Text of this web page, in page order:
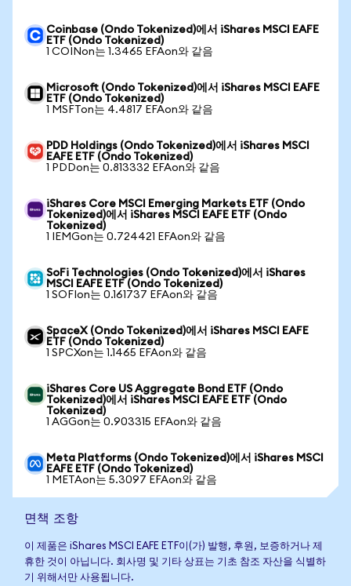
Coinbase (Ondo Tokenized)에서 iShares MSCI EAFE
ETF (Ondo Tokenized)
1 COINon는 1.3465 EFAon와 같음
Microsoft (Ondo Tokenized)에서 iShares MSCI EAFE
ETF (Ondo Tokenized)
1 MSFTon는 4.4817 EFAon와 같음
PDD Holdings (Ondo Tokenized)에서 iShares MSCI
EAFE ETF (Ondo Tokenized)
1 PDDon는 0.813332 EFAon와 같음
iShares Core MSCI Emerging Markets ETF (Ondo
Tokenized)에서 iShares MSCI EAFE ETF (Ondo
Tokenized)
1 IEMGon는 0.724421 EFAon와 같음
SoFi Technologies (Ondo Tokenized)에서 iShares
MSCI EAFE ETF (Ondo Tokenized)
1 SOFIon는 0.161737 EFAon와 같음
SpaceX (Ondo Tokenized)에서 iShares MSCI EAFE
ETF (Ondo Tokenized)
1 SPCXon는 1.1465 EFAon와 같음
iShares Core US Aggregate Bond ETF (Ondo
Tokenized)에서 iShares MSCI EAFE ETF (Ondo
Tokenized)
1 AGGon는 0.903315 EFAon와 같음
Meta Platforms (Ondo Tokenized)에서 iShares MSCI
EAFE ETF (Ondo Tokenized)
1 METAon는 5.3097 EFAon와 같음
면책 조항
이 제품은 iShares MSCI EAFE ETF이(가) 발행, 후원, 보증하거나 제
휴한 것이 아닙니다. 회사명 및 기타 상표는 기초 참조 자산을 식별하
기 위해서만 사용됩니다.